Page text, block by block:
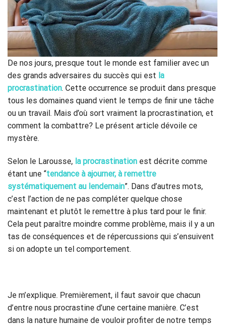
De nos jours, presque tout le monde est familier avec un
des grands adversaires du succès qui est la
procrastination. Cette occurrence se produit dans presque
tous les domaines quand vient le temps de finir une tâche
ou un travail. Mais d’où sort vraiment la procrastination, et
comment la combattre? Le présent article dévoile ce
mystère.
Selon le Larousse, la procrastination est décrite comme
étant une “tendance à ajourner, à remettre
systématiquement au lendemain”. Dans d’autres mots,
c’est l’action de ne pas compléter quelque chose
maintenant et plutôt le remettre à plus tard pour le finir.
Cela peut paraître moindre comme problème, mais il y a un
tas de conséquences et de répercussions qui s’ensuivent
si on adopte un tel comportement.
Je m’explique. Premièrement, il faut savoir que chacun
d’entre nous procrastine d’une certaine manière. C’est
dans la nature humaine de vouloir profiter de notre temps